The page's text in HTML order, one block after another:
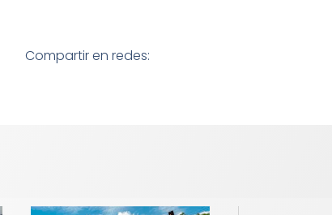
Compartir en redes: